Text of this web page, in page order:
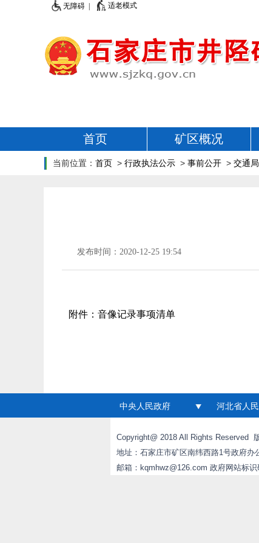
无障碍 | 适老模式
首页 矿区概况
当前位置： 首页 > 行政执法公示 > 事前公开 > 交通局
发布时间：2020-12-25 19:54
附件：音像记录事项清单